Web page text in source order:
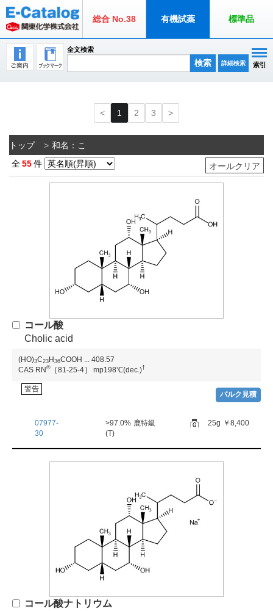
総合 No.38 有機試薬 標準品
全文検索
検索 詳細検索 索引
1 2 3
トップ 和名：こ
オールクリア
全55件
コール酸
Cholic acid
(HO)3C23H36COOH
408.57
CAS RN® ［81-25-4］ mp198℃(dec.)†
警告
バルク見積
07977-
30
>97.0%
(T)
鹿特級 25g ￥8,400
コール酸ナトリウム